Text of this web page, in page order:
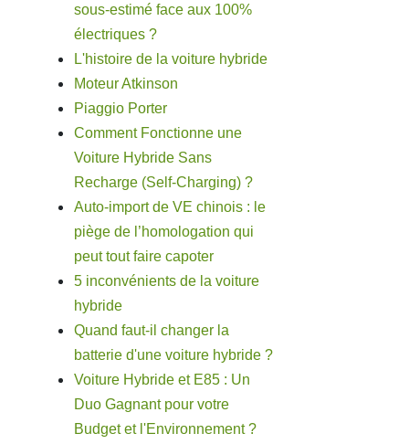
sous-estimé face aux 100%
électriques ?
L'histoire de la voiture hybride
Moteur Atkinson
Piaggio Porter
Comment Fonctionne une
Voiture Hybride Sans
Recharge (Self-Charging) ?
Auto-import de VE chinois : le
piège de l’homologation qui
peut tout faire capoter
5 inconvénients de la voiture
hybride
Quand faut-il changer la
batterie d'une voiture hybride ?
Voiture Hybride et E85 : Un
Duo Gagnant pour votre
Budget et l'Environnement ?